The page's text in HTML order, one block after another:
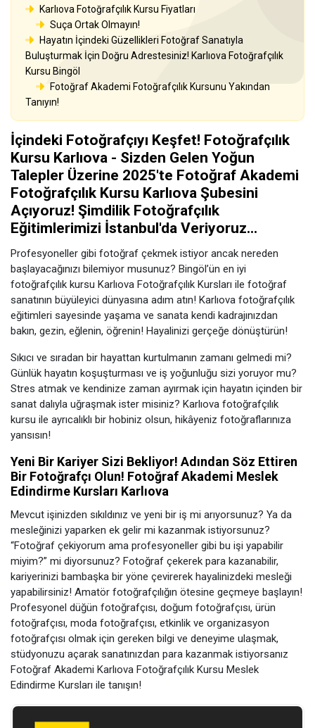
Karlıova Fotoğrafçılık Kursu Fiyatları
Suça Ortak Olmayın!
Hayatın İçindeki Güzellikleri Fotoğraf Sanatıyla
Buluşturmak İçin Doğru Adrestesiniz! Karlıova Fotoğrafçılık
Kursu Bingöl
Fotoğraf Akademi Fotoğrafçılık Kursunu Yakından
Tanıyın!
İçindeki Fotoğrafçıyı Keşfet! Fotoğrafçılık
Kursu Karlıova - Sizden Gelen Yoğun
Talepler Üzerine 2025'te Fotoğraf Akademi
Fotoğrafçılık Kursu Karlıova Şubesini
Açıyoruz! Şimdilik Fotoğrafçılık
Eğitimlerimizi İstanbul'da Veriyoruz...
Profesyoneller gibi fotoğraf çekmek istiyor ancak nereden
başlayacağınızı bilemiyor musunuz? Bingöl’ün en iyi
fotoğrafçılık kursu Karlıova Fotoğrafçılık Kursları ile fotoğraf
sanatının büyüleyici dünyasına adım atın! Karlıova fotoğrafçılık
eğitimleri sayesinde yaşama ve sanata kendi kadrajınızdan
bakın, gezin, eğlenin, öğrenin! Hayalinizi gerçeğe dönüştürün!
Sıkıcı ve sıradan bir hayattan kurtulmanın zamanı gelmedi mi?
Günlük hayatın koşuşturması ve iş yoğunluğu sizi yoruyor mu?
Stres atmak ve kendinize zaman ayırmak için hayatın içinden bir
sanat dalıyla uğraşmak ister misiniz? Karlıova fotoğrafçılık
kursu ile ayrıcalıklı bir hobiniz olsun, hikâyeniz fotoğraflarınıza
yansısın!
Yeni Bir Kariyer Sizi Bekliyor! Adından Söz Ettiren
Bir Fotoğrafçı Olun! Fotoğraf Akademi Meslek
Edindirme Kursları Karlıova
Mevcut işinizden sıkıldınız ve yeni bir iş mi arıyorsunuz? Ya da
mesleğinizi yaparken ek gelir mi kazanmak istiyorsunuz?
“Fotoğraf çekiyorum ama profesyoneller gibi bu işi yapabilir
miyim?” mi diyorsunuz? Fotoğraf çekerek para kazanabilir,
kariyerinizi bambaşka bir yöne çevirerek hayalinizdeki mesleği
yapabilirsiniz! Amatör fotoğrafçılığın ötesine geçmeye başlayın!
Profesyonel düğün fotoğrafçısı, doğum fotoğrafçısı, ürün
fotoğrafçısı, moda fotoğrafçısı, etkinlik ve organizasyon
fotoğrafçısı olmak için gereken bilgi ve deneyime ulaşmak,
stüdyonuzu açarak sanatınızdan para kazanmak istiyorsanız
Fotoğraf Akademi Karlıova Fotoğrafçılık Kursu Meslek
Edindirme Kursları ile tanışın!